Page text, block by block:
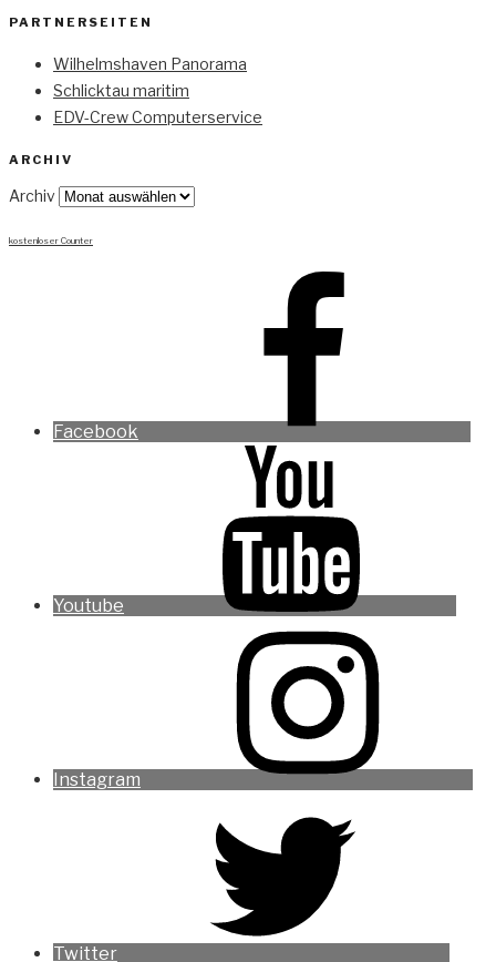
PARTNERSEITEN
Wilhelmshaven Panorama
Schlicktau maritim
EDV-Crew Computerservice
ARCHIV
Archiv
kostenloser Counter
Facebook
Youtube
Instagram
Twitter